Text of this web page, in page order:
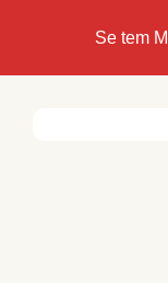
Se tem